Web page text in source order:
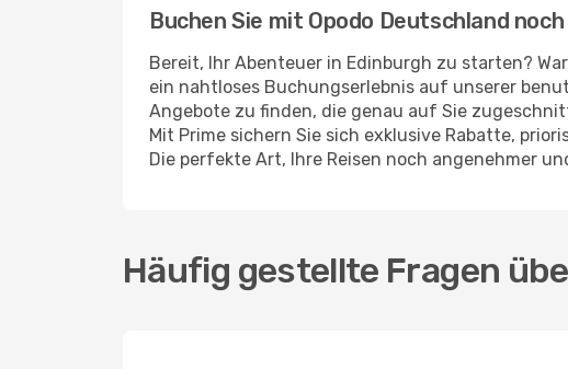
Buchen Sie mit Opodo Deutschland
Bereit, Ihr Abenteuer in Edinburgh zu starten?
ein nahtloses Buchungserlebnis auf unserer
Angebote zu finden, die genau auf Sie
Mit Prime sichern Sie sich exklusive Rabatte,
Die perfekte Art, Ihre Reisen noch angenehmer
Häufig gestellte Fragen